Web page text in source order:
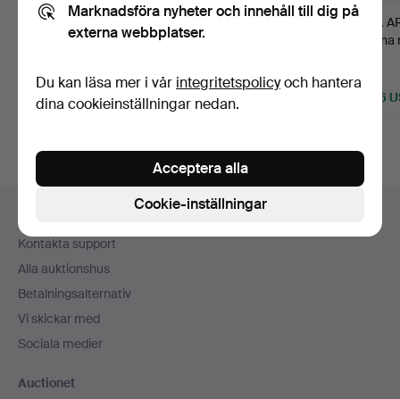
1030
platina med safirer,
Sålt
8 439 USD
guld och citriner, Retro,
Sålt
1 372 USD
.
Sålt
1 266
Sidfotsnavigation
Kontakta support
Alla auktionshus
Betalningsalternativ
Vi skickar med
Sociala medier
Auctionet
Marknadsföra nyheter och innehåll till dig på
externa webbplatser.
Du kan läsa mer i vår integritetspolicyoch hantera
dina cookieinställningar nedan.
Cookie-inställningar
Acceptera alla